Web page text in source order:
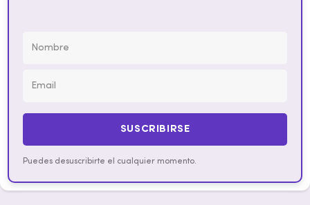
SUSCRIBIRSE
Puedes desuscribirte el cualquier momento.